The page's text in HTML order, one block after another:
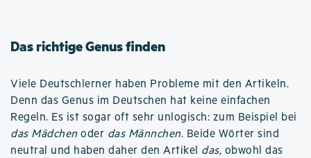
Das richtige Genus finden
Viele Deutschlerner haben Probleme mit den Artikeln.
Denn das Genus im Deutschen hat keine einfachen
Regeln. Es ist sogar oft sehr unlogisch: zum Beispiel bei
das Mädchen oder das Männchen. Beide Wörter sind
neutral und haben daher den Artikel das, obwohl das